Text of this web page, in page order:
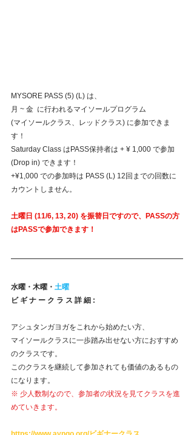
MYSORE PASS (5) (L) は、
月 ~ 金  に行われるマイソールプログラム
(マイソールクラス、レッドクラス) に参加できま
す！
Saturday Class はPASS保持者は + ¥ 1,000 で参加
(Drop in) できます！
+¥1,000 での参加時は PASS (L) 12回までの回数に
カウントしません。
土曜日 (11/6, 13, 20) を振替日ですので、PASSの方
はPASSで参加できます！
水曜・木曜・ 土曜
ビ ギ ナ ー ク ラ ス 詳 細 :
アシュタンガヨガをこれから始めたい方、
マイソールクラスに一歩踏み出せない方におすすめ
のクラスです。
このクラスを継続して参加されても価値のあるもの
になります。
※ 少人数制なので、参加者の状況を見てクラスを進
めていきます。